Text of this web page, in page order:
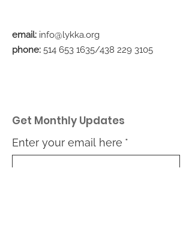
email: info@lykka.org
phone: 514 653 1635/438 229 3105
Get Monthly Updates
Enter your email here *